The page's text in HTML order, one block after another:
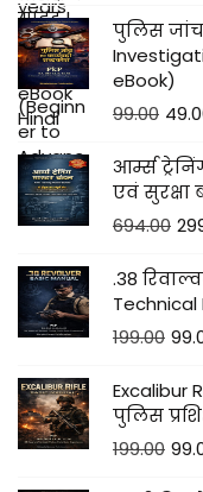
पुलिस जांच
eBook)
99.00
आर्म्स
एवं सुरक्षा
694.00
.38
199.00
Excalibur
पुलिस
199.00